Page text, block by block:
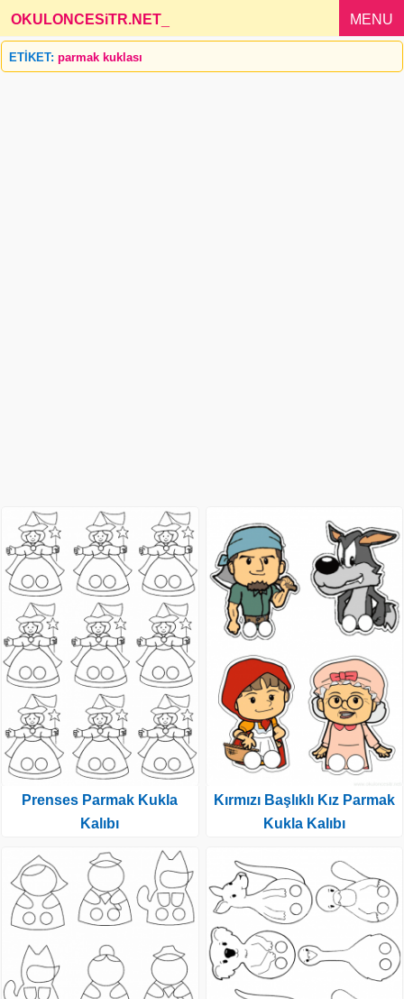
OKULONCESiTR.NET MENU
ETİKET: parmak kuklası
Prenses Parmak Kukla
Kalıbı
Kırmızı Başlıklı Kız Parmak
Kukla Kalıbı